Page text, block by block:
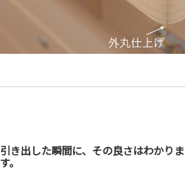
引き出した瞬間に、その良さはわかりま
す。